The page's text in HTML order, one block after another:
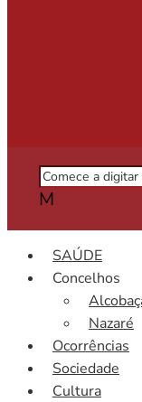
M
SAÚDE
Concelhos
Nazaré
Ocorrências
Sociedade
Cultura